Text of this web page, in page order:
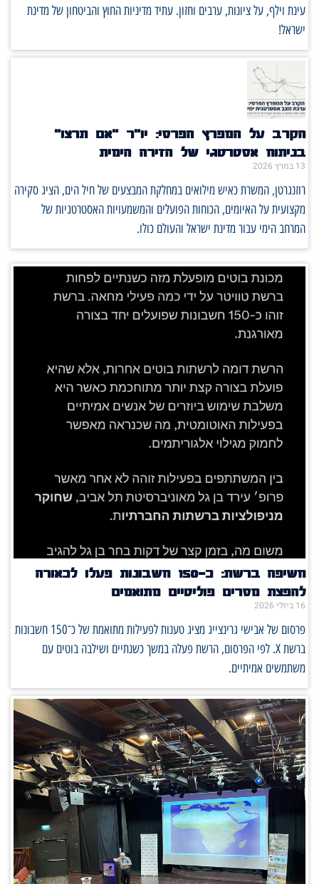
עינת וילף, על ציונות, ערבים וחזון. עתיד מדיניות החוץ והביטחון של מדינת
ישראל!
הקרב על המפרץ הפרסי: יו"ר "אם תרצו"
בניתוח אסטרטגי של הזירה הימית
13 במרץ 2026
רוזנגרטן, המשרת כאיש מילואים במחלקת המבצעים של חיל הים, הציג סקירה
מקצועית על האיומים, הכוחות הפועלים והמשמעויות האסטרטגיות של
המרחב הימי עבור מדינת ישראל והעולם כולו.
חשיפה ברשת: כ־150 חשבונות פעלו לכאורה
להפצת מסרים פוליטיים מתואמים
16 ביולי 2026
פרסום של אבישי גרינצייג מציג טענות לפעילות מתואמת של כ־150 חשבונות
ברשת X. לפי הפרסום, הרשת פעלה במשך כשנתיים ושילבה בוטים עם
משתמשים אמיתיים.